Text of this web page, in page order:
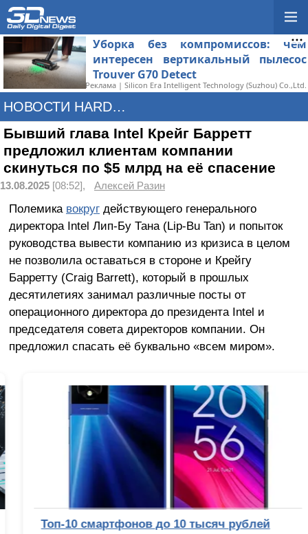
Уборка без компромиссов: чем
интересен вертикальный пылесос
Trouver G70 Detect
Реклама | Silicon Era Intelligent Technology (Suzhou) Co.,Ltd.
НОВОСТИ HARDWARE
Бывший глава Intel Крейг Барретт
предложил клиентам компании
скинуться по $5 млрд на её спасение
13.08.2025 [08:52], Алексей Разин
Полемика вокругдействующего генерального
директора Intel Лип-Бу Тана (Lip-Bu Tan) и попыток
руководства вывести компанию из кризиса в целом
не позволила оставаться в стороне и Крейгу
Барретту (Craig Barrett), который в прошлых
десятилетиях занимал различные посты от
операционного директора до президента Intel и
председателя совета директоров компании. Он
предложил спасать её буквально «всем миром».
Топ-10 смартфонов до 10 тысяч рублей